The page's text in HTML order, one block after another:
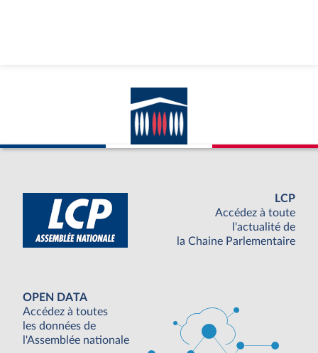
LCP
Accédez à toute
l'actualité de
la Chaine Parlementaire
OPEN DATA
Accédez à toutes
les données de
l'Assemblée nationale